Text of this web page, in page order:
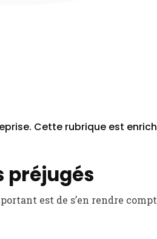
Cette rubrique est
préjugés
est de s’en rendre